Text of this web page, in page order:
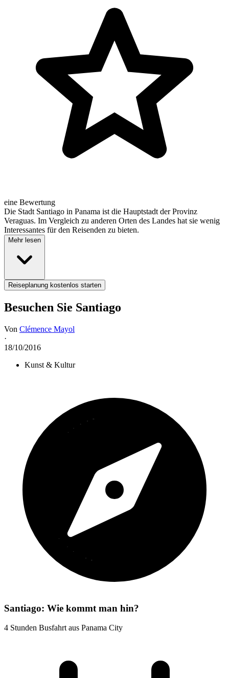
eine Bewertung
Die Stadt Santiago in Panama ist die Hauptstadt der Provinz
Veraguas. Im Vergleich zu anderen Orten des Landes hat sie wenig
Interessantes für den Reisenden zu bieten.
Mehr lesen
Reiseplanung kostenlos starten
Besuchen Sie Santiago
Von Clémence Mayol
·
18/10/2016
Kunst & Kultur
Santiago: Wie kommt man hin?
4 Stunden Busfahrt aus Panama City